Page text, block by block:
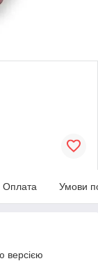
Оплата Умови
версією